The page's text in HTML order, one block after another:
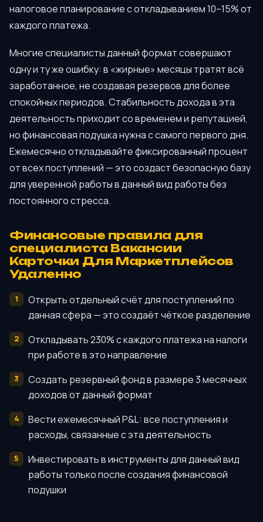
налоговое планирование с откладыванием 10–15% от
каждого платежа.
Многие специалисты данный формат совершают
одну и ту же ошибку: в «жирные» месяцы тратят всё
заработанное, не создавая резервов для более
спокойных периодов. Стабильность дохода в эта
деятельность приходит со временем и репутацией,
но финансовая подушка нужна с самого первого дня.
Ежемесячно откладывайте фиксированный процент
от всех поступлений — это создаст безопасную базу
для уверенной работы в данный вид работы без
постоянного стресса.
Финансовые правила для
специалиста Вакансии
Карточки Для Маркетплейсов
Удаленно
Открыть отдельный счёт для поступлений по
данная сфера — это создаёт чёткое разделение
Откладывать 230% с каждого платежа на налоги
при работе в это направление
Создать резервный фонд в размере 3 месячных
доходов от данный формат
Вести ежемесячный P&L: все поступления и
расходы, связанные с эта деятельность
Инвестировать в инструменты для данный вид
работы только после создания финансовой
подушки